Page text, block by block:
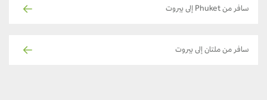
سافر من Phuket إلى بيروت
سافر من ملتان إلى بيروت